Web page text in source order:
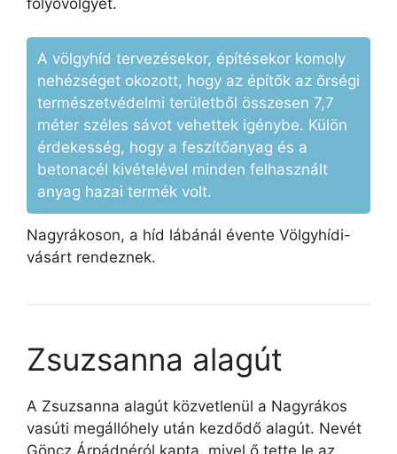
A völgyhíd tervezésekor, építésekor komoly
nehézséget okozott, hogy az építők az őrségi
természetvédelmi területből összesen 7,7
méter széles sávot vehettek igénybe. Külön
érdekesség, hogy a feszítőanyag és a
betonacél kivételével minden felhasznált
anyag hazai termék volt.
Nagyrákoson, a híd lábánál évente Völgyhídi-
vásárt rendeznek.
Zsuzsanna alagút
A Zsuzsanna alagút közvetlenül a Nagyrákos
vasúti megállóhely után kezdődő alagút. Nevét